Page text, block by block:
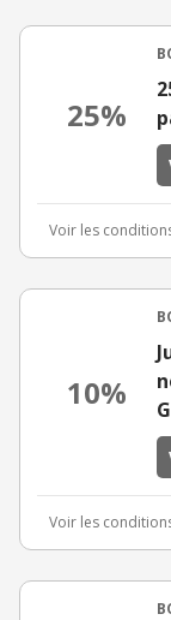
25%
Voir les
10%
Voir les